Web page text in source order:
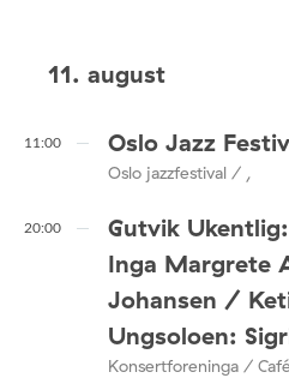
11. august
11:00 Oslo Jazz
Oslo jazzfestival / ,
20:00
Gutvik
Inga Margrete
Johansen /
Ungsoloen:
Konsertforeninga /